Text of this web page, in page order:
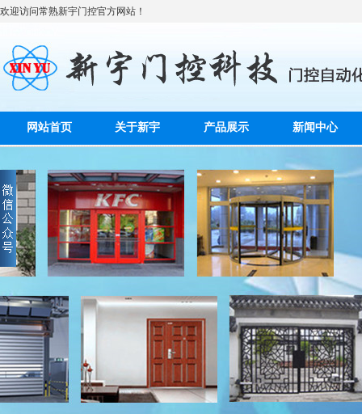
欢迎访问常熟新宇门控官方网站！
网站首页 关于新宇 产品展示 新闻中心